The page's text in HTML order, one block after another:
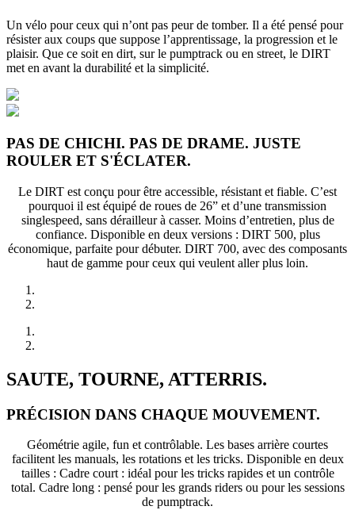
Un vélo pour ceux qui n’ont pas peur de tomber. Il a été pensé pour
résister aux coups que suppose l’apprentissage, la progression et le
plaisir. Que ce soit en dirt, sur le pumptrack ou en street, le DIRT
met en avant la durabilité et la simplicité.
PAS DE CHICHI. PAS DE DRAME. JUSTE
ROULER ET S'ÉCLATER.
Le DIRT est conçu pour être accessible, résistant et fiable. C’est
pourquoi il est équipé de roues de 26” et d’une transmission
singlespeed, sans dérailleur à casser. Moins d’entretien, plus de
confiance. Disponible en deux versions : DIRT 500, plus
économique, parfaite pour débuter. DIRT 700, avec des composants
haut de gamme pour ceux qui veulent aller plus loin.
SAUTE, TOURNE, ATTERRIS.
PRÉCISION DANS CHAQUE MOUVEMENT.
Géométrie agile, fun et contrôlable. Les bases arrière courtes
facilitent les manuals, les rotations et les tricks. Disponible en deux
tailles : Cadre court : idéal pour les tricks rapides et un contrôle
total. Cadre long : pensé pour les grands riders ou pour les sessions
de pumptrack.